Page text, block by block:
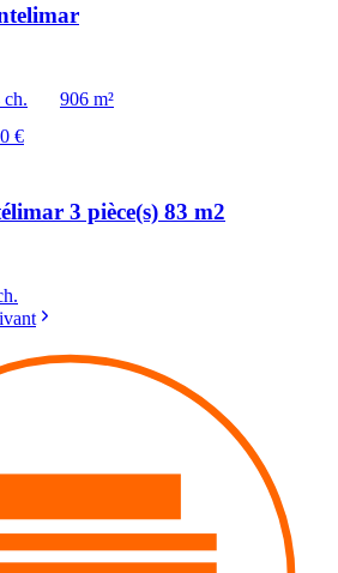
ch.
906 m²
€
3 pièce(s) 83 m2